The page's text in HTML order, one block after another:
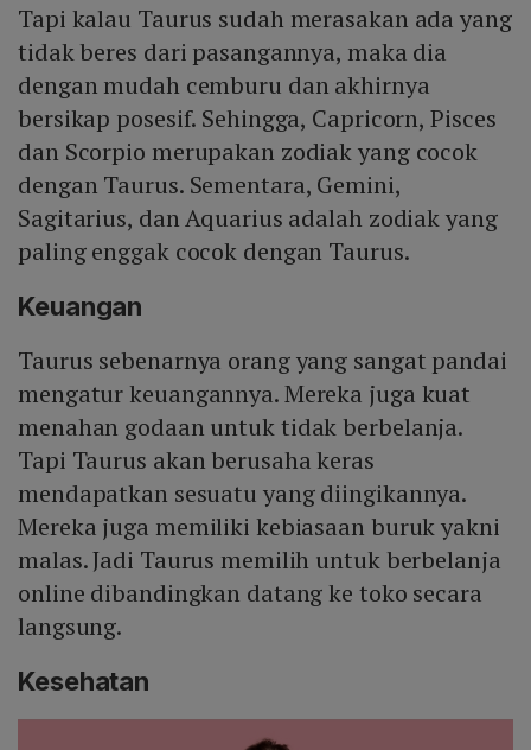
Tapi kalau Taurus sudah merasakan ada yang
tidak beres dari pasangannya, maka dia
dengan mudah cemburu dan akhirnya
bersikap posesif. Sehingga, Capricorn, Pisces
dan Scorpio merupakan zodiak yang cocok
dengan Taurus. Sementara, Gemini,
Sagitarius, dan Aquarius adalah zodiak yang
paling enggak cocok dengan Taurus.
Keuangan
Taurus sebenarnya orang yang sangat pandai
mengatur keuangannya. Mereka juga kuat
menahan godaan untuk tidak berbelanja.
Tapi Taurus akan berusaha keras
mendapatkan sesuatu yang diingikannya.
Mereka juga memiliki kebiasaan buruk yakni
malas. Jadi Taurus memilih untuk berbelanja
online dibandingkan datang ke toko secara
langsung.
Kesehatan